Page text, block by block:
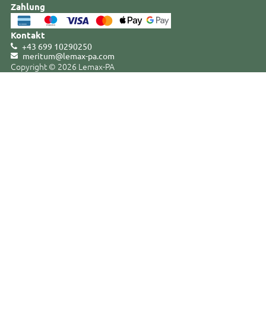
Zahlung
Kontakt
+43 699 10290250
meritum@lemax-pa.com
Copyright © 2026 Lemax-PA